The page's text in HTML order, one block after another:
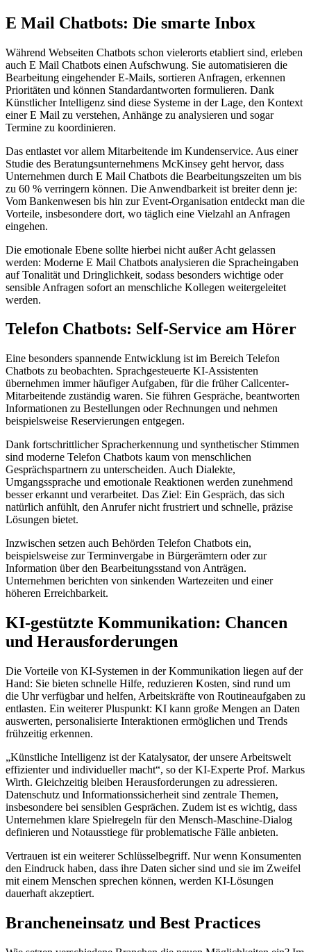
E Mail Chatbots: Die smarte Inbox
Während Webseiten Chatbots schon vielerorts etabliert sind, erleben
auch E Mail Chatbots einen Aufschwung. Sie automatisieren die
Bearbeitung eingehender E-Mails, sortieren Anfragen, erkennen
Prioritäten und können Standardantworten formulieren. Dank
Künstlicher Intelligenz sind diese Systeme in der Lage, den Kontext
einer E Mail zu verstehen, Anhänge zu analysieren und sogar
Termine zu koordinieren.
Das entlastet vor allem Mitarbeitende im Kundenservice. Aus einer
Studie des Beratungsunternehmens McKinsey geht hervor, dass
Unternehmen durch E Mail Chatbots die Bearbeitungszeiten um bis
zu 60 % verringern können. Die Anwendbarkeit ist breiter denn je:
Vom Bankenwesen bis hin zur Event-Organisation entdeckt man die
Vorteile, insbesondere dort, wo täglich eine Vielzahl an Anfragen
eingehen.
Die emotionale Ebene sollte hierbei nicht außer Acht gelassen
werden: Moderne E Mail Chatbots analysieren die Spracheingaben
auf Tonalität und Dringlichkeit, sodass besonders wichtige oder
sensible Anfragen sofort an menschliche Kollegen weitergeleitet
werden.
Telefon Chatbots: Self-Service am Hörer
Eine besonders spannende Entwicklung ist im Bereich Telefon
Chatbots zu beobachten. Sprachgesteuerte KI-Assistenten
übernehmen immer häufiger Aufgaben, für die früher Callcenter-
Mitarbeitende zuständig waren. Sie führen Gespräche, beantworten
Informationen zu Bestellungen oder Rechnungen und nehmen
beispielsweise Reservierungen entgegen.
Dank fortschrittlicher Spracherkennung und synthetischer Stimmen
sind moderne Telefon Chatbots kaum von menschlichen
Gesprächspartnern zu unterscheiden. Auch Dialekte,
Umgangssprache und emotionale Reaktionen werden zunehmend
besser erkannt und verarbeitet. Das Ziel: Ein Gespräch, das sich
natürlich anfühlt, den Anrufer nicht frustriert und schnelle, präzise
Lösungen bietet.
Inzwischen setzen auch Behörden Telefon Chatbots ein,
beispielsweise zur Terminvergabe in Bürgerämtern oder zur
Information über den Bearbeitungsstand von Anträgen.
Unternehmen berichten von sinkenden Wartezeiten und einer
höheren Erreichbarkeit.
KI-gestützte Kommunikation: Chancen
und Herausforderungen
Die Vorteile von KI-Systemen in der Kommunikation liegen auf der
Hand: Sie bieten schnelle Hilfe, reduzieren Kosten, sind rund um
die Uhr verfügbar und helfen, Arbeitskräfte von Routineaufgaben zu
entlasten. Ein weiterer Pluspunkt: KI kann große Mengen an Daten
auswerten, personalisierte Interaktionen ermöglichen und Trends
frühzeitig erkennen.
„Künstliche Intelligenz ist der Katalysator, der unsere Arbeitswelt
effizienter und individueller macht“, so der KI-Experte Prof. Markus
Wirth. Gleichzeitig bleiben Herausforderungen zu adressieren.
Datenschutz und Informationssicherheit sind zentrale Themen,
insbesondere bei sensiblen Gesprächen. Zudem ist es wichtig, dass
Unternehmen klare Spielregeln für den Mensch-Maschine-Dialog
definieren und Notausstiege für problematische Fälle anbieten.
Vertrauen ist ein weiterer Schlüsselbegriff. Nur wenn Konsumenten
den Eindruck haben, dass ihre Daten sicher sind und sie im Zweifel
mit einem Menschen sprechen können, werden KI-Lösungen
dauerhaft akzeptiert.
Brancheneinsatz und Best Practices